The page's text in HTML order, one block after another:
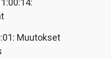
Muutokset